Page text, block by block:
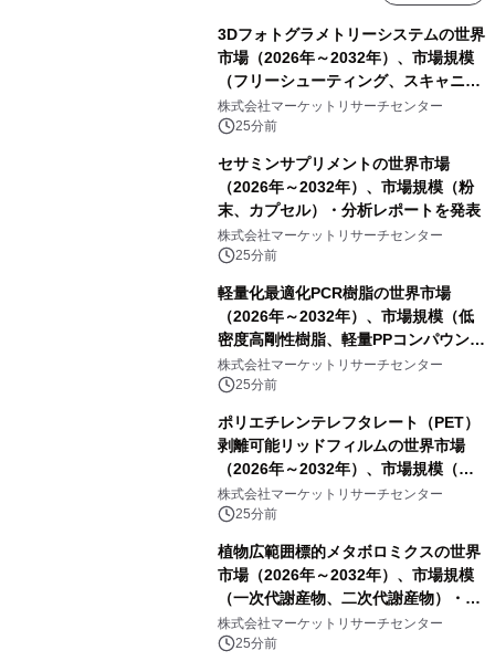
3Dフォトグラメトリーシステムの世界
市場（2026年～2032年）、市場規模
（フリーシューティング、スキャニン
グ、その他）・分析レポートを発表
株式会社マーケットリサーチセンター
25分前
セサミンサプリメントの世界市場
（2026年～2032年）、市場規模（粉
末、カプセル）・分析レポートを発表
株式会社マーケットリサーチセンター
25分前
軽量化最適化PCR樹脂の世界市場
（2026年～2032年）、市場規模（低
密度高剛性樹脂、軽量PPコンパウン
ド、強化軽量ブレンド、軽量PCR
PA、その他）・分析レポートを発表
株式会社マーケットリサーチセンター
25分前
ポリエチレンテレフタレート（PET）
剥離可能リッドフィルムの世界市場
（2026年～2032年）、市場規模（ヒ
ートシールタイプ、コールドシールタ
イプ、粘着タイプ）・分析レポートを
株式会社マーケットリサーチセンター
25分前
植物広範囲標的メタボロミクスの世界
市場（2026年～2032年）、市場規模
（一次代謝産物、二次代謝産物）・分
析レポートを発表
株式会社マーケットリサーチセンター
25分前